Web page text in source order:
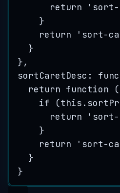
return
'
}
return
' sort-
}
},
sortCaretDesc:
return function (
if (this .
return
' sort-
}
return
' sort-
}
}